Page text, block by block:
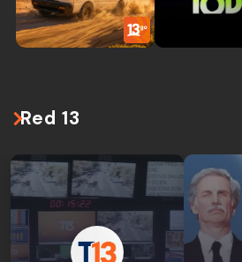
Red 13